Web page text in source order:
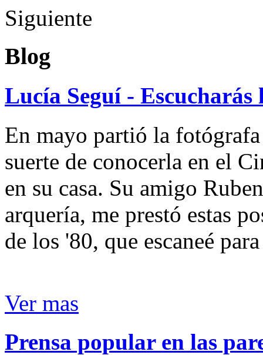
Siguiente
Blog
Lucía Seguí - Escucharás
En mayo partió la
suerte de conocerla en el
en su casa. Su amigo
arquería, me prestó estas
de los '80, que escaneé
Ver mas
Prensa popular en las